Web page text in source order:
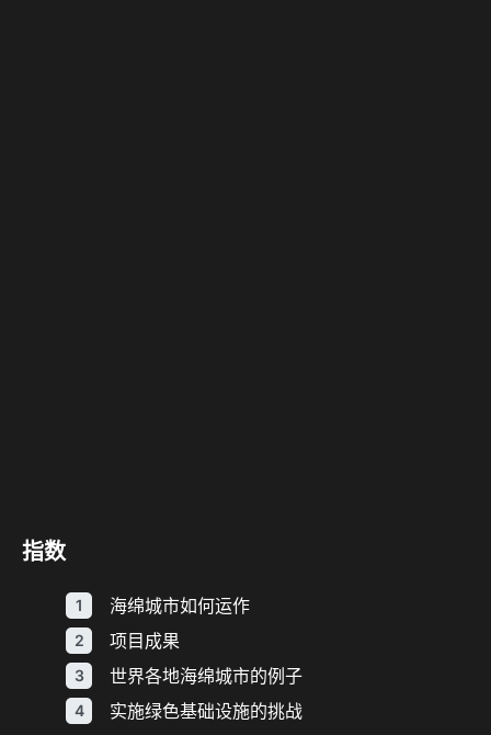
指数
海绵城市如何运作
项目成果
世界各地海绵城市的例子
实施绿色基础设施的挑战